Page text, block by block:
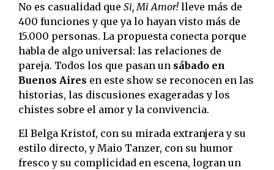
No es casualidad que Si, Mi Amor! lleve más de
400 funciones y que ya lo hayan visto más de
15.000 personas. La propuesta conecta porque
habla de algo universal: las relaciones de
pareja. Todos los que pasan un sábado en
Buenos Aires en este show se reconocen en las
historias, las discusiones exageradas y los
chistes sobre el amor y la convivencia.
El Belga Kristof, con su mirada extranjera y su
estilo directo, y Maio Tanzer, con su humor
fresco y su complicidad en escena, logran un